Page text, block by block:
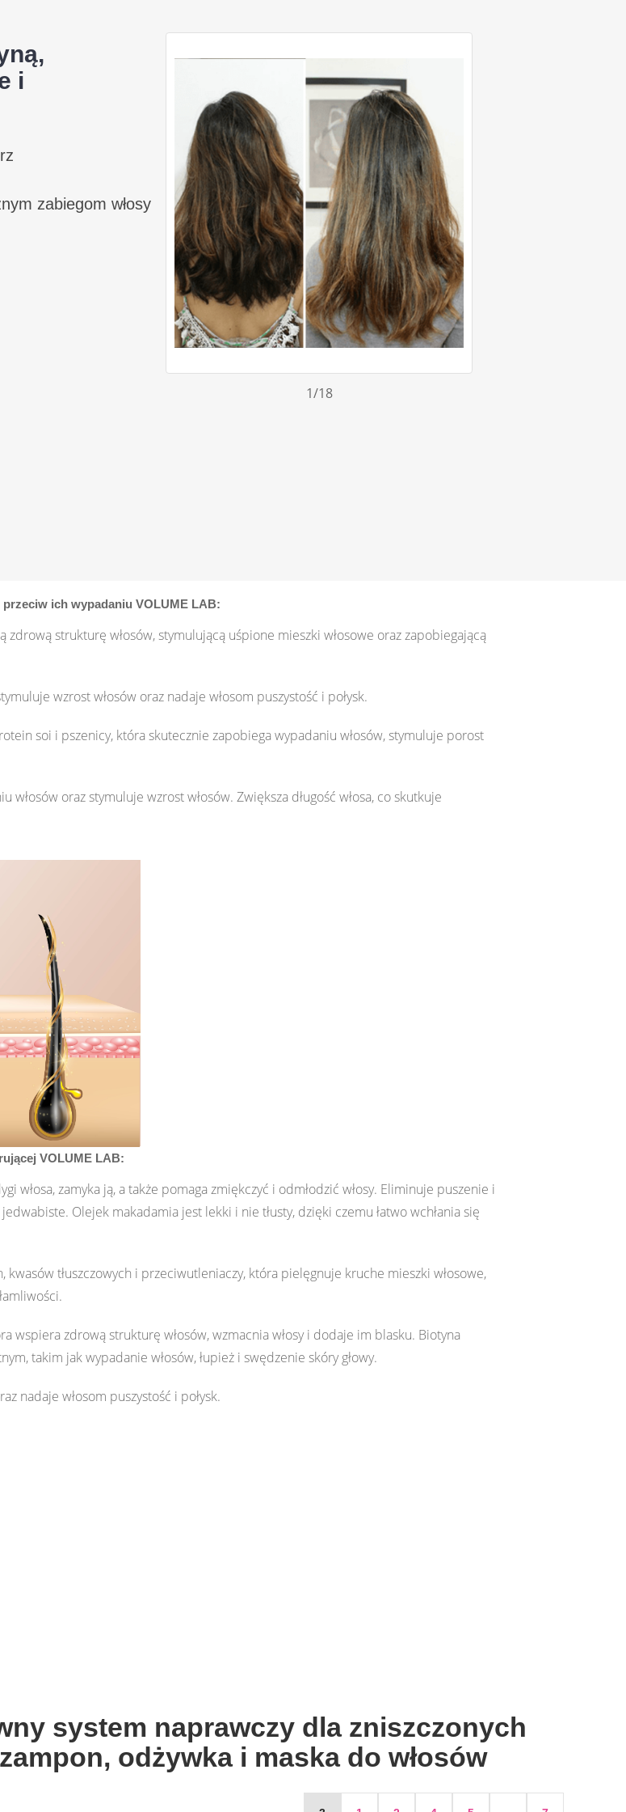
i
zabiegom włosy
1/18
ich wypadaniu VOLUME LAB:
strukturę włosów, stymulującą uśpione mieszki włosowe oraz zapobiegającą
wzrost włosów oraz nadaje włosom puszystość i połysk.
soi i pszenicy, która skutecznie zapobiega wypadaniu włosów, stymuluje porost
oraz stymuluje wzrost włosów. Zwiększa długość włosa, co skutkuje
VOLUME LAB:
włosa, zamyka ją, a także pomaga zmiękczyć i odmłodzić włosy. Eliminuje puszenie i
Olejek makadamia jest lekki i nie tłusty, dzięki czemu łatwo wchłania się
tłuszczowych i przeciwutleniaczy, która pielęgnuje kruche mieszki włosowe,
wspiera zdrową strukturę włosów, wzmacnia włosy i dodaje im blasku. Biotyna
takim jak wypadanie włosów, łupież i swędzenie skóry głowy.
nadaje włosom puszystość i połysk.
system naprawczy dla zniszczonych
odżywka i maska ​​do włosów